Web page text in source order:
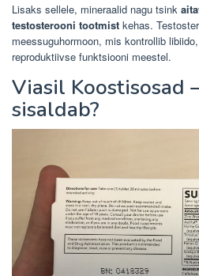
Lisaks sellele, mineraalid nagu tsink
testosterooni tootmist kehas.
meessuguhormoon, mis kontrollib
reproduktiivse funktsiooni meestel.
Viasil Koostisosad
sisaldab?